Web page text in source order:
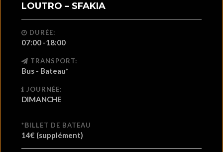
LOUTRO – SFAKIA
DURÉE:
07:00 -18:00
TRANSPORT:
Bus - Bateau*
JOURNÉE:
DIMANCHE
*ΒILLET DE BATEAU
14€ (supplément)